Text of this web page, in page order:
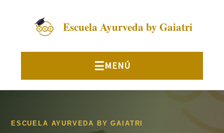
Escuela Ayurveda by Gaiatri
ESCUELA AYURVEDA BY GAIATRI